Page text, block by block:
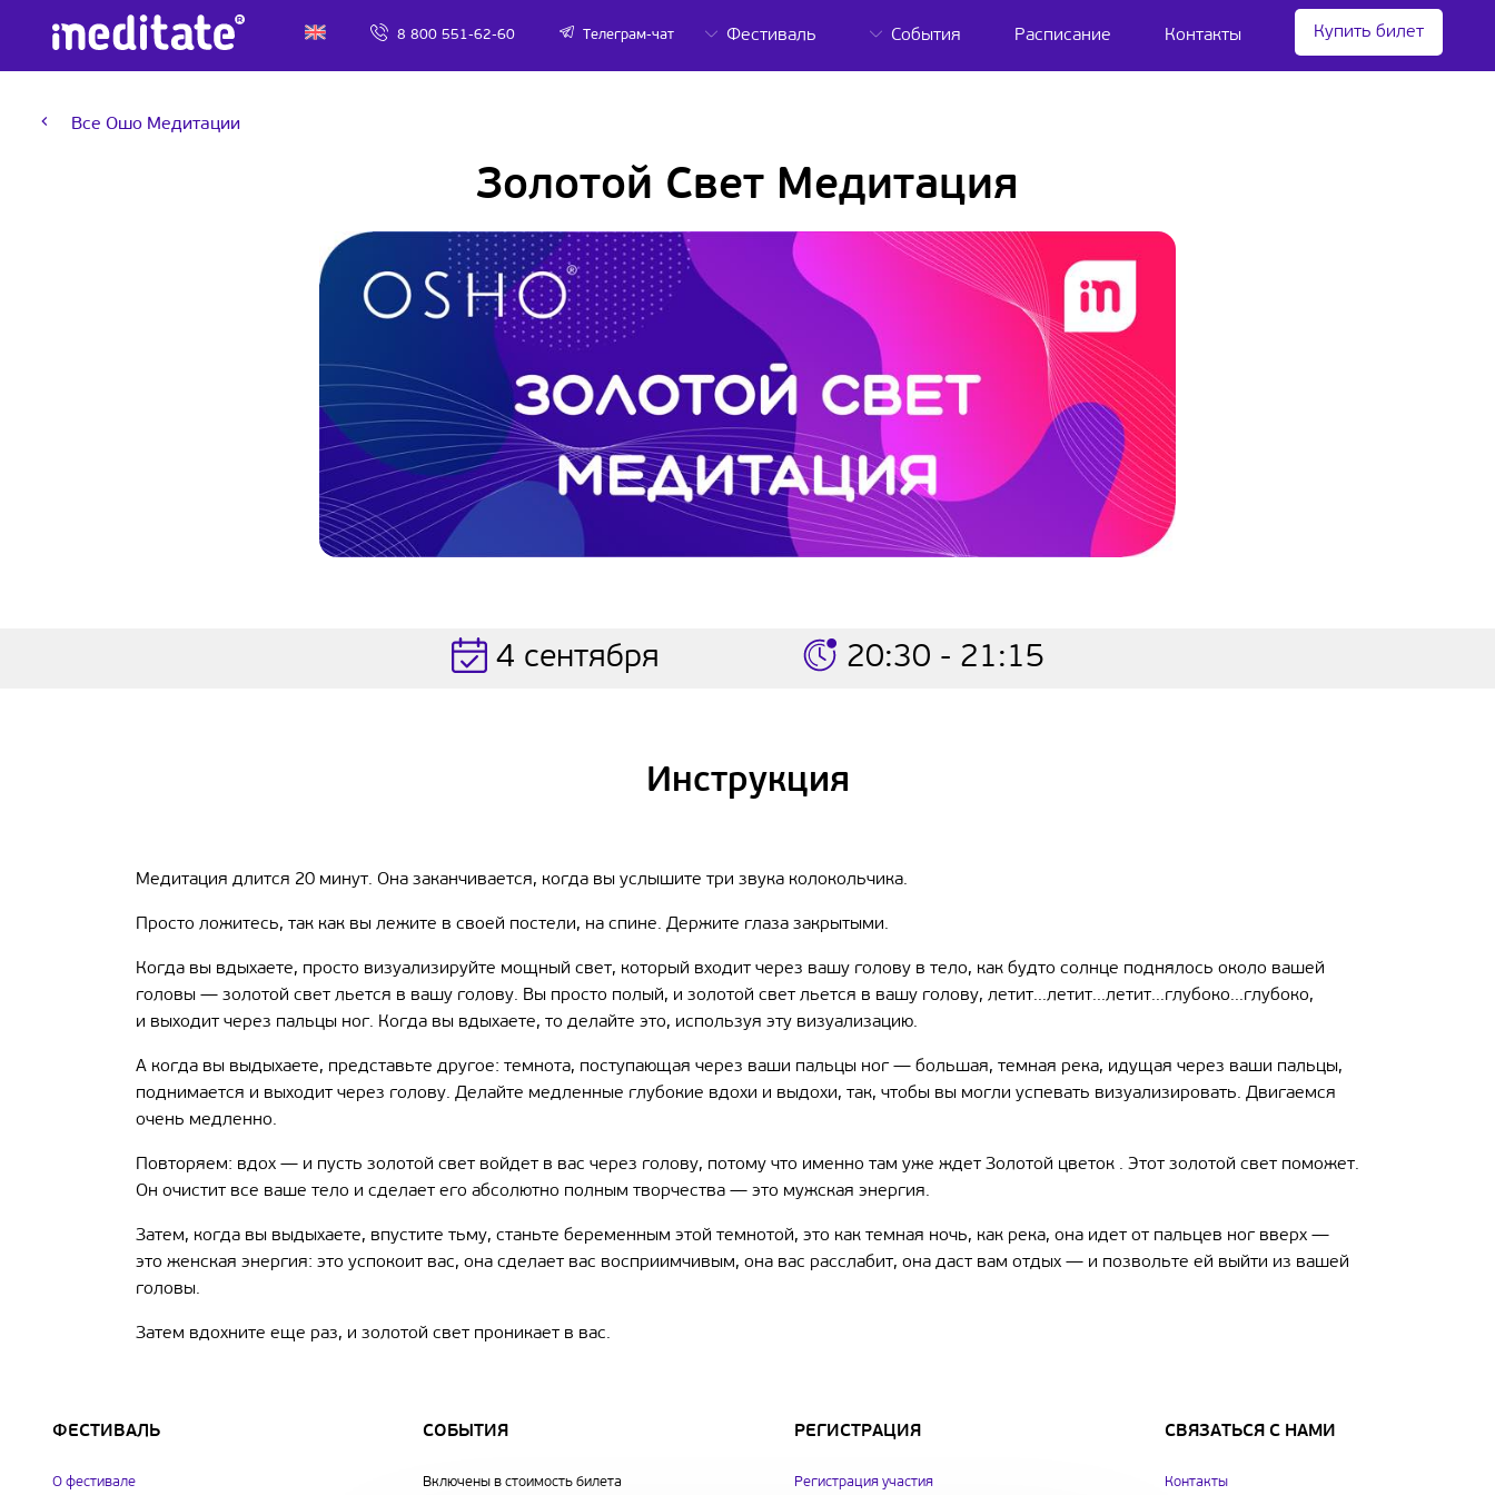
8 800 551-62-60 Телеграм-чат Фестиваль События Расписание Контакты Купить билет
Все Ошо Медитации
Золотой Свет Медитация
4 сентября 20:30 - 21:15
Инструкция
Медитация длится 20 минут. Она заканчивается, когда вы услышите три звука колокольчика.
Просто ложитесь, так как вы лежите в своей постели, на спине. Держите глаза закрытыми.
Когда вы вдыхаете, просто визуализируйте мощный свет, который входит через вашу голову в тело, как будто солнце поднялось около вашей
головы — золотой свет льется в вашу голову. Вы просто полый, и золотой свет льется в вашу голову, летит...летит...летит...глубоко...глубоко,
и выходит через пальцы ног. Когда вы вдыхаете, то делайте это, используя эту визуализацию.
А когда вы выдыхаете, представьте другое: темнота, поступающая через ваши пальцы ног — большая, темная река, идущая через ваши пальцы,
поднимается и выходит через голову. Делайте медленные глубокие вдохи и выдохи, так, чтобы вы могли успевать визуализировать. Двигаемся
очень медленно.
Повторяем: вдох — и пусть золотой свет войдет в вас через голову, потому что именно там уже ждет Золотой цветок . Этот золотой свет поможет.
Он очистит все ваше тело и сделает его абсолютно полным творчества — это мужская энергия.
Затем, когда вы выдыхаете, впустите тьму, станьте беременным этой темнотой, это как темная ночь, как река, она идет от пальцев ног вверх —
это женская энергия: это успокоит вас, она сделает вас восприимчивым, она вас расслабит, она даст вам отдых — и позвольте ей выйти из вашей
головы.
Затем вдохните еще раз, и золотой свет проникает в вас.
ФЕСТИВАЛЬ
О фестивале
СОБЫТИЯ
Включены в стоимость билета
РЕГИСТРАЦИЯ
Регистрация участия
СВЯЗАТЬСЯ С НАМИ
Контакты